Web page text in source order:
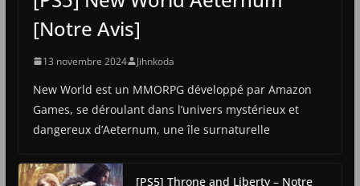
[Notre Avis]
13 novembre 2024 Jihnkoda
New World est un MMORPG développé par Amazon
Games, se déroulant dans l’univers mystérieux et
dangereux d’Aeternum, une île surnaturelle
[PS5] Throne and Liberty – Notre